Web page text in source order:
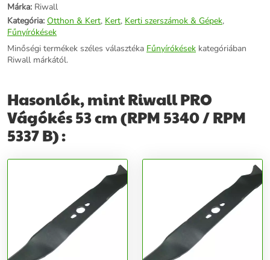
Márka: Riwall
Kategória: Otthon & Kert, Kert, Kerti szerszámok & Gépek,
Fűnyírókések
Minőségi termékek széles választéka Fűnyírókések kategóriában
Riwall márkától.
Hasonlók, mint Riwall PRO
Vágókés 53 cm (RPM 5340 / RPM
5337 B) :